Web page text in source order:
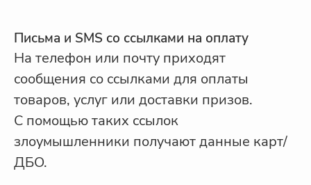
Письма и SMS со ссылками на оплату
На телефон или почту приходят
сообщения со ссылками для оплаты
товаров, услуг или доставки призов.
С помощью таких ссылок
злоумышленники получают данные карт/
ДБО.